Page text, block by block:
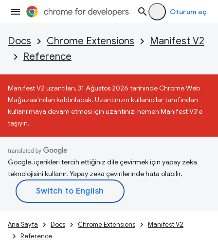
Oturum aç
Docs Chrome Extensions
Manifest V2
Reference
Manifest V2 uzantıları, 31 Ağustos 2026 tarihinde Chrome Web
Mağazası'ndan kaldırılacak. Uzantınızın kullanıcılar tarafından
kullanılmaya devam etmesi için uzantınızı hemen Manifest V3'e
taşıyın.
Google, içerikleri tercih ettiğiniz dile çevirmek için yapay zeka
teknolojisini kullanır. Yapay zeka çevirilerinde hata olabilir.
Ana Sayfa Docs Chrome Extensions
Manifest V2
Reference